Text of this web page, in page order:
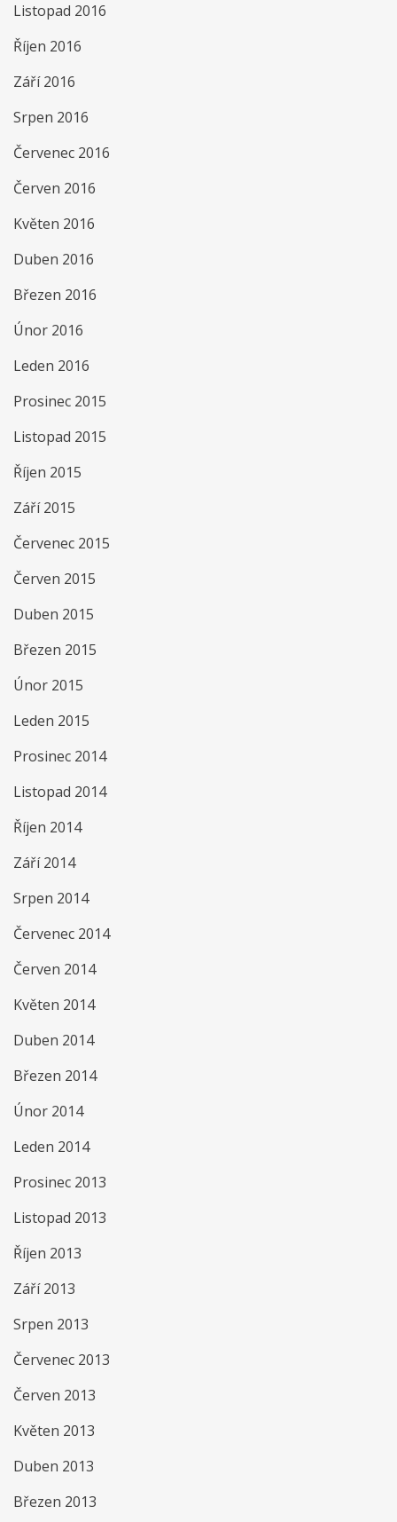
Listopad 2016
Říjen 2016
Září 2016
Srpen 2016
Červenec 2016
Červen 2016
Květen 2016
Duben 2016
Březen 2016
Únor 2016
Leden 2016
Prosinec 2015
Listopad 2015
Říjen 2015
Září 2015
Červenec 2015
Červen 2015
Duben 2015
Březen 2015
Únor 2015
Leden 2015
Prosinec 2014
Listopad 2014
Říjen 2014
Září 2014
Srpen 2014
Červenec 2014
Červen 2014
Květen 2014
Duben 2014
Březen 2014
Únor 2014
Leden 2014
Prosinec 2013
Listopad 2013
Říjen 2013
Září 2013
Srpen 2013
Červenec 2013
Červen 2013
Květen 2013
Duben 2013
Březen 2013